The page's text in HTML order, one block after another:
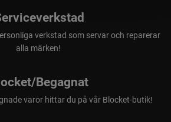
verkstad som servar och reparerar
alla märken!
Begagnat
varor hittar du på vår Blocket-butik!